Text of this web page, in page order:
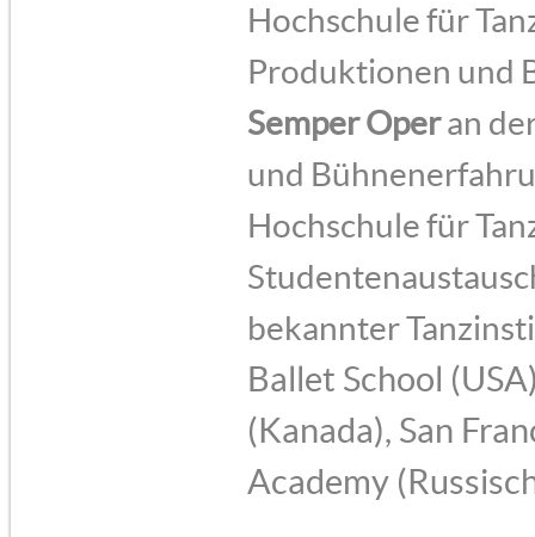
Hochschule für
Produktionen und
Semper Operan
und
Hochschule für
bekannter
Ballet School
(Kanada), San
Academy